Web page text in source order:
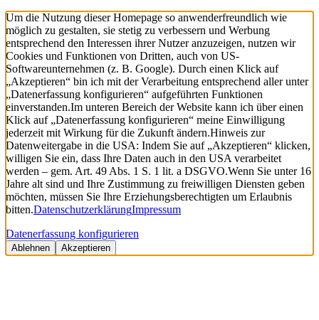
Um die Nutzung dieser Homepage so anwenderfreundlich wie
möglich zu gestalten, sie stetig zu verbessern und Werbung
entsprechend den Interessen ihrer Nutzer anzuzeigen, nutzen wir
Cookies und Funktionen von Dritten, auch von US-
Softwareunternehmen (z. B. Google). Durch einen Klick auf
„Akzeptieren“ bin ich mit der Verarbeitung entsprechend aller unter
„Datenerfassung konfigurieren“ aufgeführten Funktionen
einverstanden.Im unteren Bereich der Website kann ich über einen
Klick auf „Datenerfassung konfigurieren“ meine Einwilligung
jederzeit mit Wirkung für die Zukunft ändern.Hinweis zur
Datenweitergabe in die USA: Indem Sie auf „Akzeptieren“ klicken,
willigen Sie ein, dass Ihre Daten auch in den USA verarbeitet
werden – gem. Art. 49 Abs. 1 S. 1 lit. a DSGVO.Wenn Sie unter 16
Jahre alt sind und Ihre Zustimmung zu freiwilligen Diensten geben
möchten, müssen Sie Ihre Erziehungsberechtigten um Erlaubnis
bitten.DatenschutzerklärungImpressum
Datenerfassung konfigurieren
Ablehnen Akzeptieren